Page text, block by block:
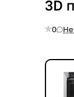
3D
0